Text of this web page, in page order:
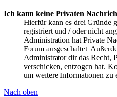
Ich kann keine Privaten
Hierfür kann es drei Gründe
registriert und / oder nicht
Administration hat Private
Forum ausgeschaltet.
Administrator dir das Recht,
verschicken, entzogen hat.
um weitere Informationen zu
Nach oben